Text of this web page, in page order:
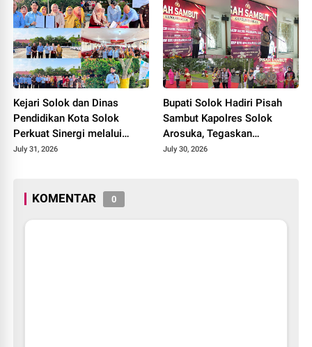
Kejari Solok dan Dinas
Pendidikan Kota Solok
Perkuat Sinergi melalui
Penandatanganan PKS dan
July 31, 2026
Bupati Solok Hadiri Pisah
Sambut Kapolres Solok
Arosuka, Tegaskan
Komitmen Perkuat Sinergi
July 30, 2026
KOMENTAR 0